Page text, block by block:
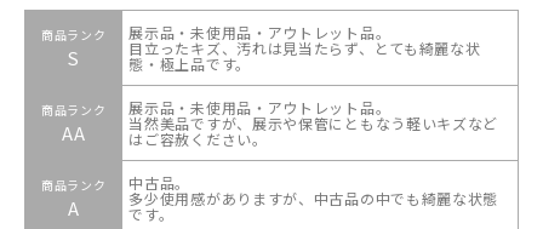
商品ランク
S
展示品・未使用品・アウトレット品。
目立ったキズ、汚れは見当たらず、とても綺麗な状
態・極上品です。
商品ランク
AA
展示品・未使用品・アウトレット品。
当然美品ですが、展示や保管にともなう軽いキズなど
はご容赦ください。
商品ランク
A
中古品。
多少使用感がありますが、中古品の中でも綺麗な状態
です。